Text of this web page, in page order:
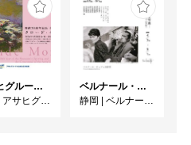
アサヒグループ大山崎山荘美術館 開館30周年記念展「没後100年 クロード・モネ」
アサヒグループ大山崎山荘美術館
ベルナール・ビュフェと写真 ーカメラがとらえたビュフェとその時代、そして21 世紀へ
静岡 | ベルナール・ビュフェ美術館